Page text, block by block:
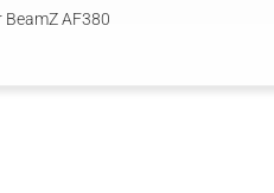
BeamZ AF380